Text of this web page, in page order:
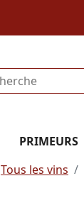
PRIMEURS
Tous les vins